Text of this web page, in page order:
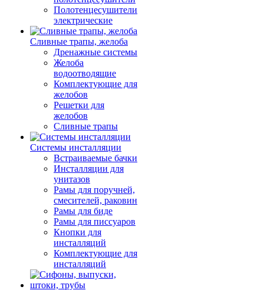
Полотенцесушители
электрические
Сливные трапы, желоба
Дренажные системы
Желоба
водоотводящие
Комплектующие для
желобов
Решетки для
желобов
Сливные трапы
Системы инсталляции
Встраиваемые бачки
Инсталляции для
унитазов
Рамы для поручней,
смесителей, раковин
Рамы для биде
Рамы для писсуаров
Кнопки для
инсталляций
Комплектующие для
инсталляций